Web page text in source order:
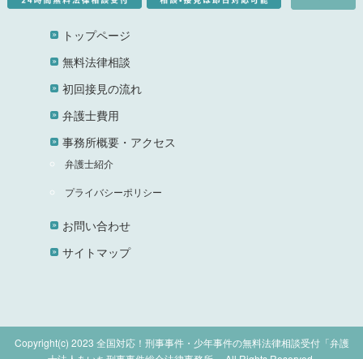
トップページ
無料法律相談
初回接見の流れ
弁護士費用
事務所概要・アクセス
弁護士紹介
プライバシーポリシー
お問い合わせ
サイトマップ
Copyright(c) 2023 全国対応！刑事事件・少年事件の無料法律相談受付「弁護